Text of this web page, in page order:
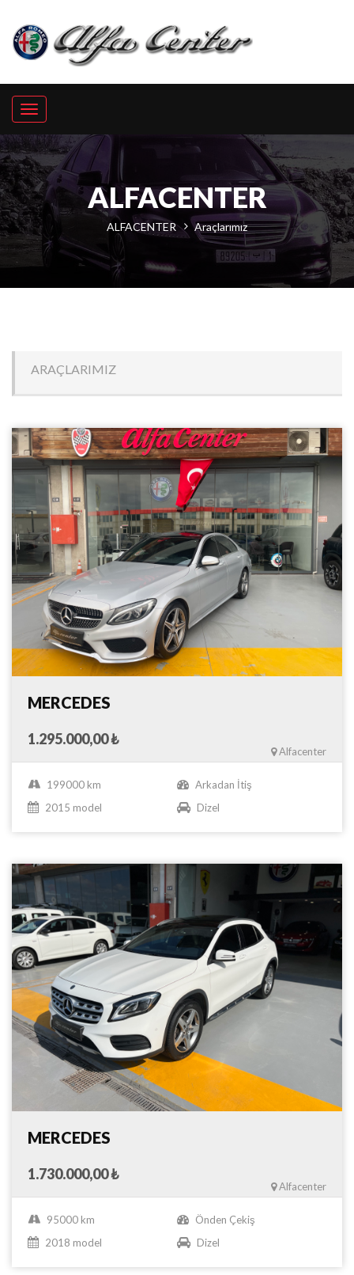
Toggle
navigation
ALFACENTER
ALFACENTER Araçlarımız
ARAÇLARIMIZ
MERCEDES
1.295.000,00 ₺
Alfacenter
199000 km
Arkadan İtiş
2015 model
Dizel
MERCEDES
1.730.000,00 ₺
Alfacenter
95000 km
Önden Çekiş
2018 model
Dizel